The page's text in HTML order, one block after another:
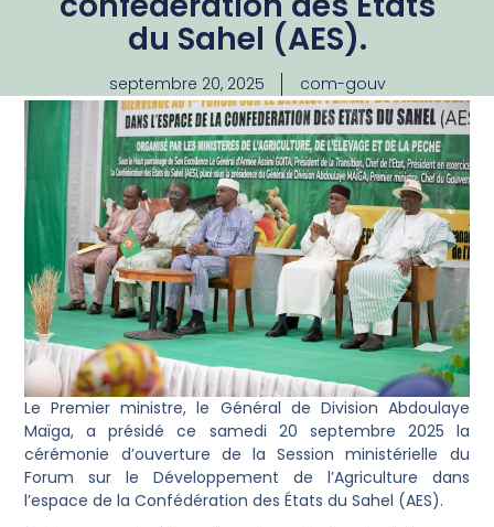
du Sahel (AES).
septembre 20, 2025 com-gouv
Le Premier ministre, le Général de Division Abdoulaye
Maïga, a présidé ce samedi 20 septembre 2025 la
cérémonie d’ouverture de la Session ministérielle du
Forum sur le Développement de l’Agriculture dans
l’espace de la Confédération des États du Sahel (AES).